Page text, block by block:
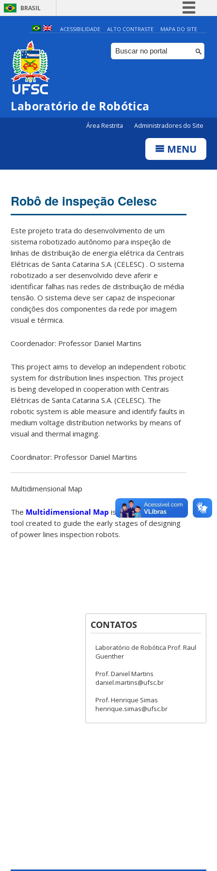
BRASIL
Simplifique!
Comunica BR
Participe
Canais
ACESSIBILIDADE ALTO CONTRASTE MAPA DO SITE
Laboratório de Robótica
Área Restrita Administradores do Site
MENU
Robô de inspeção Celesc
Este projeto trata do desenvolvimento de um
sistema robotizado autônomo para inspeção de
linhas de distribuição de energia elétrica da Centrais
Elétricas de Santa Catarina S.A. (CELESC) . O sistema
robotizado a ser desenvolvido deve aferir e
identificar falhas nas redes de distribuição de média
tensão. O sistema deve ser capaz de inspecionar
condições dos componentes da rede por imagem
visual e térmica.
Coordenador: Professor Daniel Martins
This project aims to develop an independent robotic
system for distribution lines inspection. This project
is being developed in cooperation with Centrais
Elétricas de Santa Catarina S.A. (CELESC). The
robotic system is able measure and identify faults in
medium voltage distribution networks by means of
visual and thermal imaging.
Coordinator: Professor Daniel Martins
Multidimensional Map
The Multidimensional Map is a conceptual design
tool created to guide the early stages of designing
of power lines inspection robots.
CONTATOS
Laboratório de Robótica Prof. Raul
Guenther
Prof. Daniel Martins
daniel.martins@ufsc.br
Prof. Henrique Simas
henrique.simas@ufsc.br